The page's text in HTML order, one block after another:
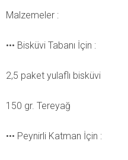
Malzemeler :
••• Bisküvi Tabanı İçin :
2,5 paket yulaflı bisküvi
150 gr. Tereyağ
••• Peynirli Katman İçin :